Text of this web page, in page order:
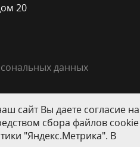
20
данных
сайт Вы даете согласие на
сбора файлов cookie
"Яндекс.Метрика". В